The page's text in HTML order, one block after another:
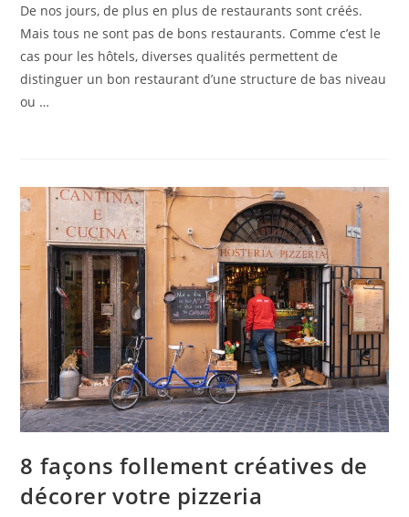
De nos jours, de plus en plus de restaurants sont créés.
Mais tous ne sont pas de bons restaurants. Comme c’est le
cas pour les hôtels, diverses qualités permettent de
distinguer un bon restaurant d’une structure de bas niveau
ou …
8 façons follement créatives de
décorer votre pizzeria